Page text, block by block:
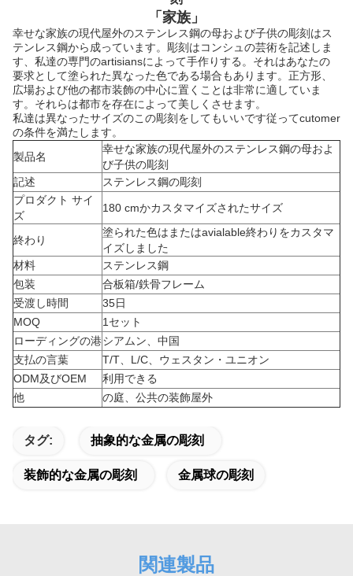
「家族」
幸せな家族の現代屋外のステンレス鋼の母および子供の彫刻はス
テンレス鋼から成っています。彫刻はコンシュの芸術を記述しま
す、私達の専門のartisiansによって手作りする。それはあなたの
要求として塗られた異なった色である場合もあります。正方形、
広場および他の都市装飾の中心に置くことは非常に適していま
す。それらは都市を存在によって美しくさせます。
私達は異なったサイズのこの彫刻をしてもいいです従ってcutomer
の条件を満たします。
製品名
幸せな家族の現代屋外のステンレス鋼の母およ
び子供の彫刻
記述
ステンレス鋼の彫刻
プロダクト サイ
ズ
180 cmかカスタマイズされたサイズ
終わり
塗られた色はまたはavialable終わりをカスタマ
イズしました
材料
ステンレス鋼
包装
合板箱/鉄骨フレーム
受渡し時間
35日
MOQ
1セット
ローディングの港シアムン、中国
支払の言葉
T/T、L/C、ウェスタン・ユニオン
ODM及びOEM
利用できる
他
の庭、公共の装飾屋外
タグ: 抽象的な金属の彫刻
装飾的な金属の彫刻 金属球の彫刻
関連製品